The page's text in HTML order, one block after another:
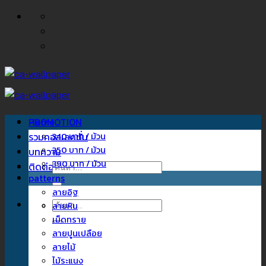
ข้าม
Home
รวมคอลเลคชั่น
บทความ
ติดต่อเรา
ค้นหา:
ค้นหา:
PROMOTION
340 บาท / ม้วน
350 บาท / ม้วน
390 บาท / ม้วน
patterns
ลายอิฐ
ลายหิน
เม็ดทราย
ลายปูนเปลือย
ลายไม้
ไม้ระแนง